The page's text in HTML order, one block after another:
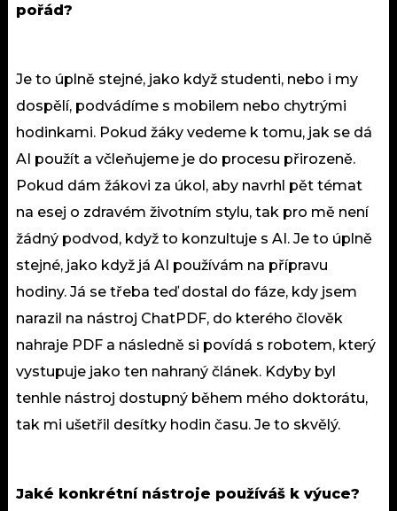
pořád?
Je to úplně stejné, jako když studenti, nebo i my
dospělí, podvádíme s mobilem nebo chytrými
hodinkami. Pokud žáky vedeme k tomu, jak se dá
AI použít a včleňujeme je do procesu přirozeně.
Pokud dám žákovi za úkol, aby navrhl pět témat
na esej o zdravém životním stylu, tak pro mě není
žádný podvod, když to konzultuje s AI. Je to úplně
stejné, jako když já AI používám na přípravu
hodiny. Já se třeba teď dostal do fáze, kdy jsem
narazil na nástroj ChatPDF, do kterého člověk
nahraje PDF a následně si povídá s robotem, který
vystupuje jako ten nahraný článek. Kdyby byl
tenhle nástroj dostupný během mého doktorátu,
tak mi ušetřil desítky hodin času. Je to skvělý.
Jaké konkrétní nástroje používáš k výuce?